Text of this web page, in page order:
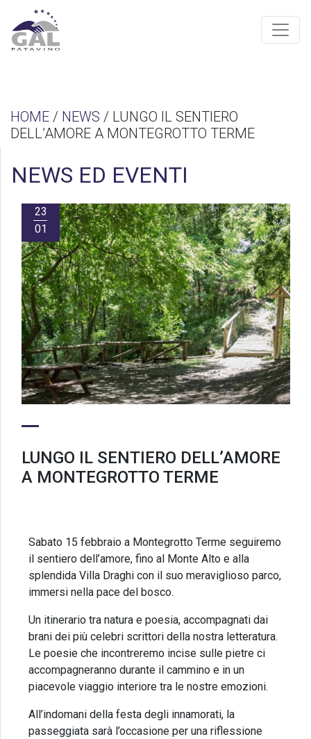
HOME / NEWS / LUNGO IL SENTIERO
DELL’AMORE A MONTEGROTTO TERME
NEWS ED EVENTI
23
01
LUNGO IL SENTIERO DELL’AMORE
A MONTEGROTTO TERME
Sabato 15 febbraio a Montegrotto Terme seguiremo
il sentiero dell’amore, fino al Monte Alto e alla
splendida Villa Draghi con il suo meraviglioso parco,
immersi nella pace del bosco.
Un itinerario tra natura e poesia, accompagnati dai
brani dei più celebri scrittori della nostra letteratura.
Le poesie che incontreremo incise sulle pietre ci
accompagneranno durante il cammino e in un
piacevole viaggio interiore tra le nostre emozioni.
All’indomani della festa degli innamorati, la
passeggiata sarà l’occasione per una riflessione